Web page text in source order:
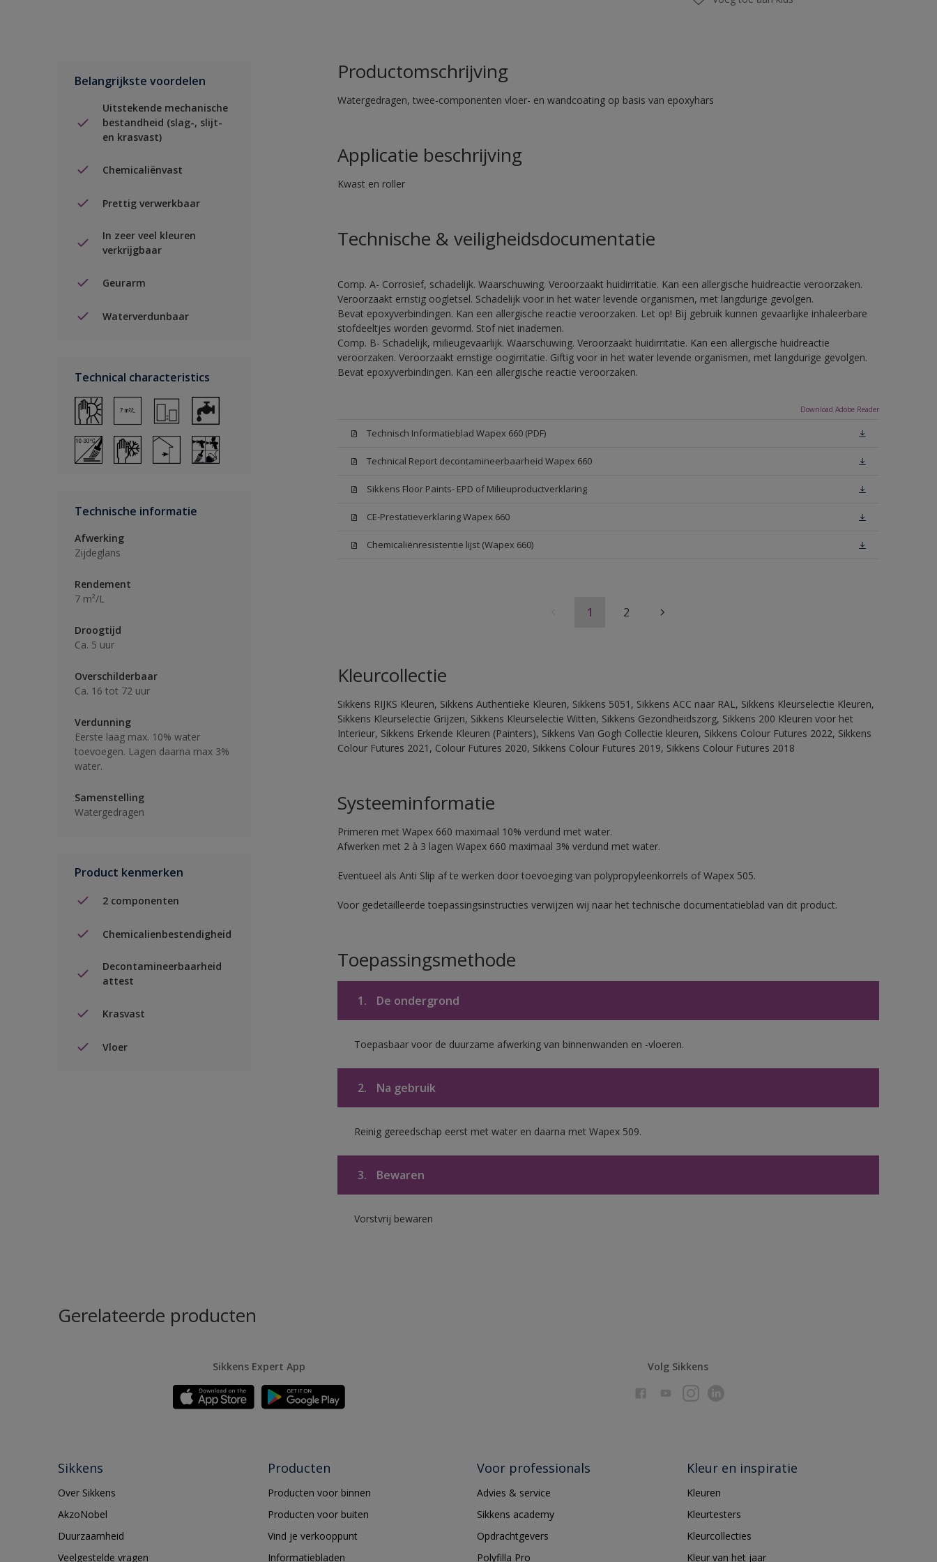
Belangrijkste voordelen
Uitstekende mechanische
bestandheid (slag-, slijt-
en krasvast)
Chemicaliënvast
Prettig verwerkbaar
In zeer veel kleuren
verkrijgbaar
Geurarm
Waterverdunbaar
Technical characteristics
Technische informatie
Afwerking
Zijdeglans
Rendement
7 m²/L
Droogtijd
Ca. 5 uur
Overschilderbaar
Ca. 16 tot 72 uur
Verdunning
Eerste laag max. 10% water
toevoegen. Lagen daarna max 3%
water.
Samenstelling
Watergedragen
Product kenmerken
2 componenten
Chemicalienbestendigheid
Decontamineerbaarheid
attest
Krasvast
Vloer
Productomschrijving
Watergedragen, twee-componenten vloer- en wandcoating op basis van epoxyhars
Applicatie beschrijving
Kwast en roller
Technische & veiligheidsdocumentatie
Comp. A- Corrosief, schadelijk. Waarschuwing. Veroorzaakt huidirritatie. Kan een allergische huidreactie veroorzaken.
Veroorzaakt ernstig oogletsel. Schadelijk voor in het water levende organismen, met langdurige gevolgen.
Bevat epoxyverbindingen. Kan een allergische reactie veroorzaken. Let op! Bij gebruik kunnen gevaarlijke inhaleerbare
stofdeeltjes worden gevormd. Stof niet inademen.
Comp. B- Schadelijk, milieugevaarlijk. Waarschuwing. Veroorzaakt huidirritatie. Kan een allergische huidreactie
veroorzaken. Veroorzaakt ernstige oogirritatie. Giftig voor in het water levende organismen, met langdurige gevolgen.
Bevat epoxyverbindingen. Kan een allergische reactie veroorzaken.
Download Adobe Reader
Technisch Informatieblad Wapex 660 (PDF)
Technical Report decontamineerbaarheid Wapex 660
Sikkens Floor Paints- EPD of Milieuproductverklaring
CE-Prestatieverklaring Wapex 660
Chemicaliënresistentie lijst (Wapex 660)
1 2
Kleurcollectie
Sikkens RIJKS Kleuren, Sikkens Authentieke Kleuren, Sikkens 5051, Sikkens ACC naar RAL, Sikkens Kleurselectie Kleuren,
Sikkens Kleurselectie Grijzen, Sikkens Kleurselectie Witten, Sikkens Gezondheidszorg, Sikkens 200 Kleuren voor het
Interieur, Sikkens Erkende Kleuren (Painters), Sikkens Van Gogh Collectie kleuren, Sikkens Colour Futures 2022, Sikkens
Colour Futures 2021, Colour Futures 2020, Sikkens Colour Futures 2019, Sikkens Colour Futures 2018
Systeeminformatie
Primeren met Wapex 660 maximaal 10% verdund met water.
Afwerken met 2 à 3 lagen Wapex 660 maximaal 3% verdund met water.
Eventueel als Anti Slip af te werken door toevoeging van polypropyleenkorrels of Wapex 505.
Voor gedetailleerde toepassingsinstructies verwijzen wij naar het technische documentatieblad van dit product.
Toepassingsmethode
1. De ondergrond
Toepasbaar voor de duurzame afwerking van binnenwanden en -vloeren.
2. Na gebruik
Reinig gereedschap eerst met water en daarna met Wapex 509.
3. Bewaren
Vorstvrij bewaren
Gerelateerde producten
Sikkens Expert App Volg Sikkens
Sikkens
Over Sikkens
AkzoNobel
Duurzaamheid
Veelgestelde vragen
Producten
Producten voor binnen
Producten voor buiten
Vind je verkooppunt
Informatiebladen
Voor professionals
Advies & service
Sikkens academy
Opdrachtgevers
Polyfilla Pro
Kleur en inspiratie
Kleuren
Kleurtesters
Kleurcollecties
Kleur van het jaar